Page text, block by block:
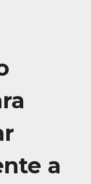
a